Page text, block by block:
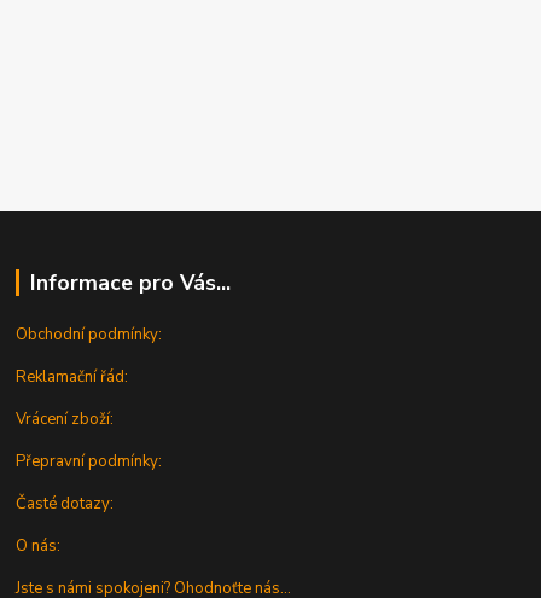
Informace pro Vás...
Obchodní podmínky:
Reklamační řád:
Vrácení zboží:
Přepravní podmínky:
Časté dotazy:
O nás:
Jste s námi spokojeni? Ohodnoťte nás...